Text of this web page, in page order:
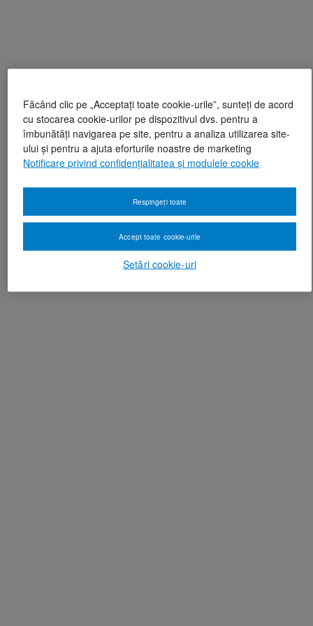
Făcând clic pe „Acceptați toate cookie-urile”, sunteți de acord
cu stocarea cookie-urilor pe dispozitivul dvs. pentru a
îmbunătăți navigarea pe site, pentru a analiza utilizarea site-
ului și pentru a ajuta eforturile noastre de marketing
Notificare privind confidențialitatea și modulele cookie
Setări cookie-uri
Respingeți toate
Accept toate cookie-urile